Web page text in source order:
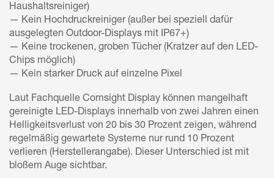
Haushaltsreiniger)
— Kein Hochdruckreiniger (außer bei speziell dafür
ausgelegten Outdoor-Displays mit IP67+)
— Keine trockenen, groben Tücher (Kratzer auf den LED-
Chips möglich)
— Kein starker Druck auf einzelne Pixel
Laut Fachquelle Comsight Display können mangelhaft
gereinigte LED-Displays innerhalb von zwei Jahren einen
Helligkeitsverlust von 20 bis 30 Prozent zeigen, während
regelmäßig gewartete Systeme nur rund 10 Prozent
verlieren (Herstellerangabe). Dieser Unterschied ist mit
bloßem Auge sichtbar.